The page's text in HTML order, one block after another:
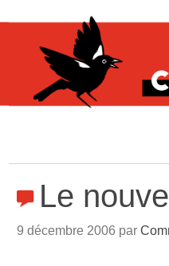
Le
9 décembre 2006 par